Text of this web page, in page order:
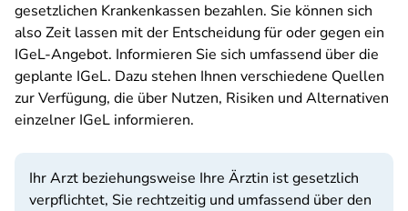
gesetzlichen Krankenkassen bezahlen. Sie können sich
also Zeit lassen mit der Entscheidung für oder gegen ein
IGeL-Angebot. Informieren Sie sich umfassend über die
geplante IGeL. Dazu stehen Ihnen verschiedene Quellen
zur Verfügung, die über Nutzen, Risiken und Alternativen
einzelner IGeL informieren.
Ihr Arzt beziehungsweise Ihre Ärztin ist gesetzlich
verpflichtet, Sie rechtzeitig und umfassend über den